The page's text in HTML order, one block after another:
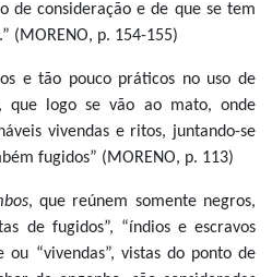
de consideração e de que se tem
(MORENO, p. 154-155)
e tão pouco práticos no uso de
que logo se vão ao mato, onde
vivendas e ritos, juntando-se
fugidos” (MORENO, p. 113)
, que reúnem somente negros,
de fugidos”, “índios e escravos
ou “vivendas”, vistas do ponto de